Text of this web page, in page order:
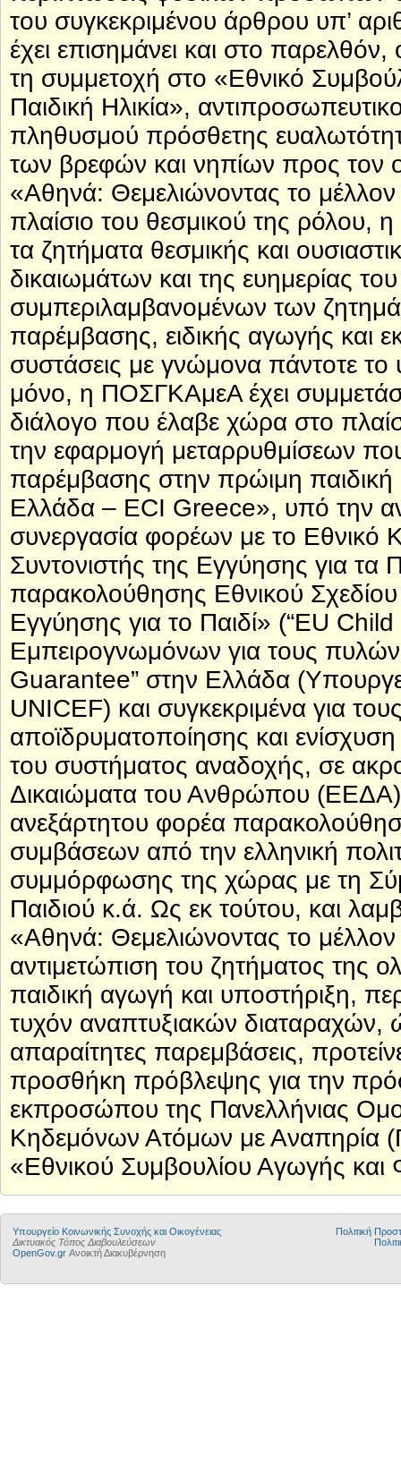
του συγκεκριμένου άρθρου υπ’
έχει επισημάνει και στο
τη συμμετοχή στο «Εθνικό
Παιδική Ηλικία»,
πληθυσμού πρόσθετης
των βρεφών και νηπίων προς τον
«Αθηνά: Θεμελιώνοντας το
πλαίσιο του θεσμικού της ρόλου,
τα ζητήματα θεσμικής και
δικαιωμάτων και της ευημερίας
συμπεριλαμβανομένων των
παρέμβασης, ειδικής αγωγής και
συστάσεις με γνώμονα πάντοτε το
μόνο, η ΠΟΣΓΚΑμεΑ έχει
διάλογο που έλαβε χώρα στο
την εφαρμογή μεταρρυθμίσεων
παρέμβασης στην πρώιμη παιδική
Ελλάδα – ECI Greece», υπό την
συνεργασία φορέων με το Εθνικό
Συντονιστής της Εγγύησης για τα
παρακολούθησης Εθνικού
Εγγύησης για το Παιδί» (“EU
Εμπειρογνωμόνων για τους
Guarantee” στην Ελλάδα
UNICEF) και συγκεκριμένα για
αποϊδρυματοποίησης και
του συστήματος αναδοχής, σε
Δικαιώματα του Ανθρώπου
ανεξάρτητου φορέα
συμβάσεων από την ελληνική
συμμόρφωσης της χώρας με τη
Παιδιού κ.ά. Ως εκ τούτου, και
«Αθηνά: Θεμελιώνοντας το
αντιμετώπιση του ζητήματος της
παιδική αγωγή και υποστήριξη,
τυχόν αναπτυξιακών διαταραχών,
απαραίτητες παρεμβάσεις,
προσθήκη πρόβλεψης για την
εκπροσώπου της Πανελλήνιας
Κηδεμόνων Ατόμων με Αναπηρία
«Εθνικού Συμβουλίου Αγωγής και
Υπουργείο Κοινωνικής Συνοχής και Οικογένειας
Δικτυακός Τόπος Διαβουλεύσεων
OpenGov.gr Ανοικτή Διακυβέρνηση
Πολιτική